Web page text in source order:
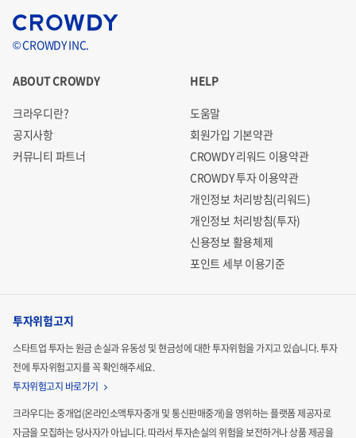
탄탄한 스토리로 완성도UP!
북미 개봉 이전 후속편 제작을 알린
역대급 프로젝트
아무도 상상하지 못한 강렬한 반전, 누구도 그 끝을 예측할 수
없다!
© CROWDY INC.
ABOUT CROWDY
크라우디란?
공지사항
커뮤니티 파트너
HELP
도움말
회원가입 기본약관
CROWDY 리워드 이용약관
CROWDY 투자 이용약관
개인정보 처리방침(리워드)
개인정보 처리방침(투자)
신용정보 활용체제
포인트 세부 이용기준
투자위험고지
스타트업 투자는 원금 손실과 유동성 및 현금성에 대한 투자위험을 가지고 있습니다.투자
전에 투자위험고지를 꼭 확인해주세요.
투자위험고지 바로가기
크라우디는 중개업(온라인소액투자중개 및 통신판매중개)을 영위하는 플랫폼 제공자로
자금을 모집하는당사자가 아닙니다. 따라서 투자손실의 위험을 보전하거나 상품 제공을